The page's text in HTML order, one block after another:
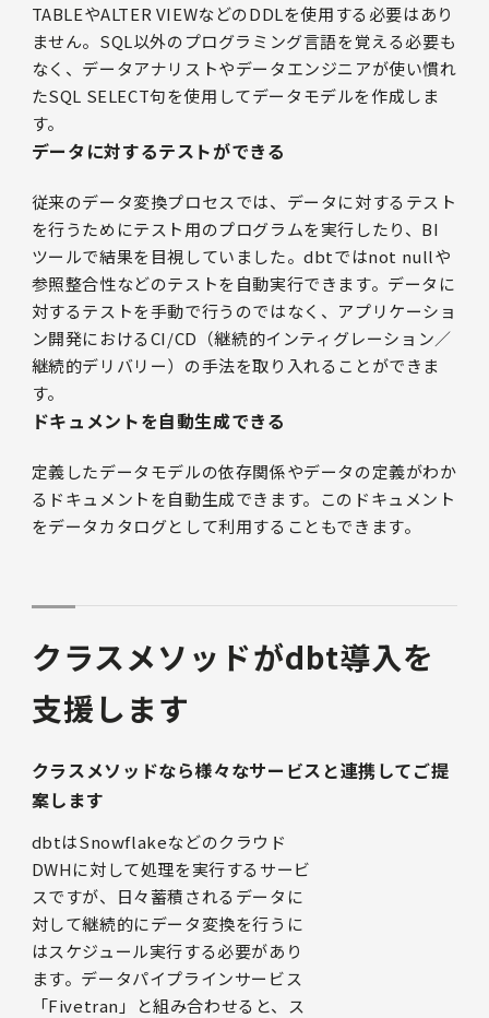
TABLEやALTER VIEWなどのDDLを使用する必要はあり
ません。SQL以外のプログラミング言語を覚える必要も
なく、データアナリストやデータエンジニアが使い慣れ
たSQL SELECT句を使用してデータモデルを作成しま
す。
データに対するテストができる
従来のデータ変換プロセスでは、データに対するテスト
を行うためにテスト用のプログラムを実行したり、BI
ツールで結果を目視していました。dbtではnot nullや
参照整合性などのテストを自動実行できます。データに
対するテストを手動で行うのではなく、アプリケーショ
ン開発におけるCI/CD（継続的インティグレーション／
継続的デリバリー）の手法を取り入れることができま
す。
ドキュメントを自動生成できる
定義したデータモデルの依存関係やデータの定義がわか
るドキュメントを自動生成できます。このドキュメント
をデータカタログとして利用することもできます。
クラスメソッドがdbt導入を
支援します
クラスメソッドなら様々なサービスと連携してご提
案します
dbtはSnowflakeなどのクラウド
DWHに対して処理を実行するサービ
スですが、日々蓄積されるデータに
対して継続的にデータ変換を行うに
はスケジュール実行する必要があり
ます。データパイプラインサービス
「Fivetran」と組み合わせると、ス